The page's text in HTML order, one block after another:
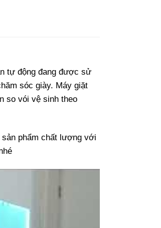
tự động đang được sử
sóc giày. Máy giặt
so vói vệ sinh theo
sản phẩm chất lượng với